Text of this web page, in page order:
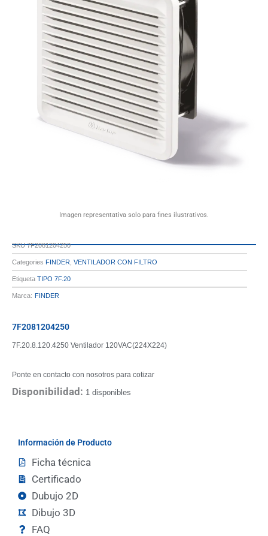
Imagen representativa solo para fines ilustrativos.
SKU7F2081204250
Categories FINDER VENTILADOR CON FILTRO
Etiqueta TIPO 7F.20
Marca: FINDER
7F2081204250
7F.20.8.120.4250 Ventilador 120VAC(224X224)
Ponte en contacto con nosotros para cotizar
Disponibilidad: 1 disponibles
Información de Producto
Ficha técnica
Certificado
Dubujo 2D
Dibujo 3D
FAQ